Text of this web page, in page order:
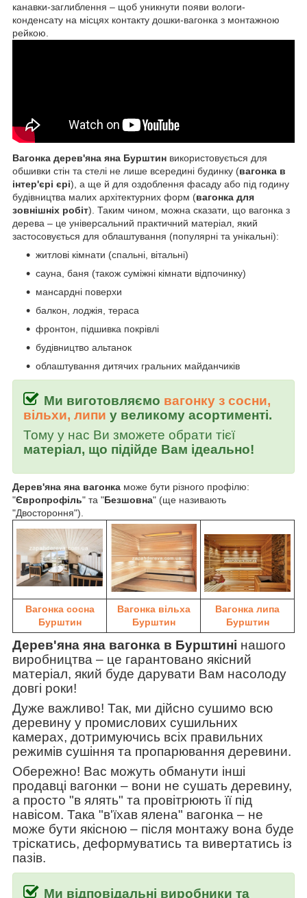
канавки-заглиблення – щоб уникнути появи вологи-
конденсату на місцях контакту дошки-вагонка з монтажною
рейкою.
Вагонка дерев'яна яна Бурштин використовується для
обшивки стін та стелі не лише всередині будинку (вагонка в
інтер'єрі єрі), а ще й для оздоблення фасаду або під годину
будівництва малих архітектурних форм (вагонка для
зовнішніх робіт). Таким чином, можна сказати, що вагонка з
дерева – це універсальний практичний матеріал, який
застосовується для облаштування (популярні та унікальні):
житлові кімнати (спальні, вітальні)
сауна, баня (також суміжні кімнати відпочинку)
мансардні поверхи
балкон, лоджія, тераса
фронтон, підшивка покрівлі
будівництво альтанок
облаштування дитячих гральних майданчиків
Ми виготовляємо вагонку з сосни,
вільхи, липи у великому асортименті.
Тому у нас Ви зможете обрати тієї
матеріал, що підійде Вам ідеально!
Дерев'яна яна вагонка може бути різного профілю:
"Європрофіль" та "Безшовна" (ще називають
"Двостороння").
Вагонка сосна
Бурштин
Вагонка вільха
Бурштин
Вагонка липа
Бурштин
Дерев'яна яна вагонка в Бурштині нашого
виробництва – це гарантовано якісний
матеріал, який буде дарувати Вам насолоду
довгі роки!
Дуже важливо! Так, ми дійсно сушимо всю
деревину у промислових сушильних
камерах, дотримуючись всіх правильних
режимів сушіння та пропарювання деревини.
Обережно! Вас можуть обманути інші
продавці вагонки – вони не сушать деревину,
а просто "в ялять" та провітрюють її під
навісом. Така "в'їхав ялена" вагонка – не
може бути якісною – після монтажу вона буде
тріскатись, деформуватись та вивертатись із
пазів.
Ми відповідальні виробники та